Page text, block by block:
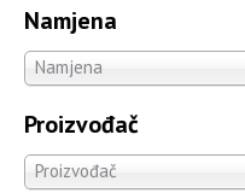
Namjena
Namjena
Proizvođač
Proizvođač